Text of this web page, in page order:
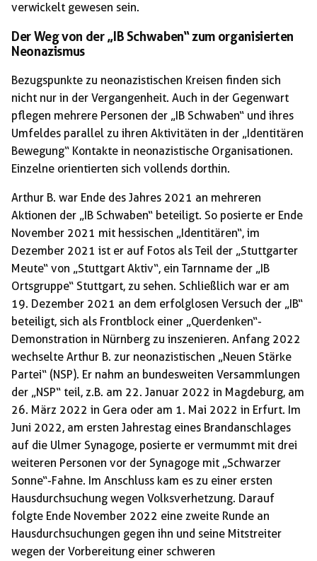
verwickelt gewesen sein.
Der Weg von der „IB Schwaben“ zum organisierten
Neonazismus
Bezugspunkte zu neonazistischen Kreisen finden sich
nicht nur in der Vergangenheit. Auch in der Gegenwart
pflegen mehrere Personen der „IB Schwaben“ und ihres
Umfeldes parallel zu ihren Aktivitäten in der „Identitären
Bewegung“ Kontakte in neonazistische Organisationen.
Einzelne orientierten sich vollends dorthin.
Arthur B. war Ende des Jahres 2021 an mehreren
Aktionen der „IB Schwaben“ beteiligt. So posierte er Ende
November 2021 mit hessischen „Identitären“, im
Dezember 2021 ist er auf Fotos als Teil der „Stuttgarter
Meute“ von „Stuttgart Aktiv“, ein Tarnname der „IB
Ortsgruppe“ Stuttgart, zu sehen. Schließlich war er am
19. Dezember 2021 an dem erfolglosen Versuch der „IB“
beteiligt, sich als Frontblock einer „Querdenken“-
Demonstration in Nürnberg zu inszenieren. Anfang 2022
wechselte Arthur B. zur neonazistischen „Neuen Stärke
Partei“ (NSP). Er nahm an bundesweiten Versammlungen
der „NSP“ teil, z.B. am 22. Januar 2022 in Magdeburg, am
26. März 2022 in Gera oder am 1. Mai 2022 in Erfurt. Im
Juni 2022, am ersten Jahrestag eines Brand­anschlages
auf die Ulmer Synagoge, posierte er vermummt mit drei
weiteren Personen vor der Synagoge mit „Schwarzer
Sonne“-Fahne. Im Anschluss kam es zu einer ersten
Hausdurchsuchung wegen Volksverhetzung. Darauf
folgte Ende November 2022 eine zweite Runde an
Hausdurchsuchungen gegen ihn und seine Mitstreiter
wegen der Vorbereitung einer schweren